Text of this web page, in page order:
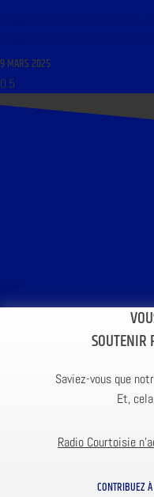
9 MARS 2025
SOUTENIR
Saviez-vous que
Et,
Radio Courtoisie
CONTRIBUEZ